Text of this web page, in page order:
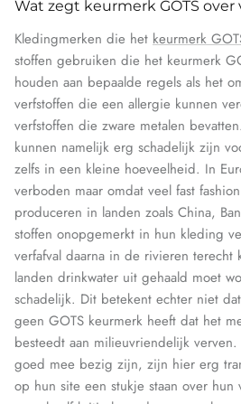
Wat zegt keurmerk GOTS over
Kledingmerken die het keurmerk
stoffen gebruiken die het keurmerk
houden aan bepaalde regels als het
verfstoffen die een allergie kunnen
verfstoffen die zware metalen
kunnen namelijk erg schadelijk zijn
zelfs in een kleine hoeveelheid. In
verboden maar omdat veel fast
produceren in landen zoals China,
stoffen onopgemerkt in hun kleding
verfafval daarna in de rivieren terecht
landen drinkwater uit gehaald moet
schadelijk. Dit betekent echter niet
geen GOTS keurmerk heeft dat het
besteedt aan milieuvriendelijk
goed mee bezig zijn, zijn hier erg
op hun site een stukje staan over hun